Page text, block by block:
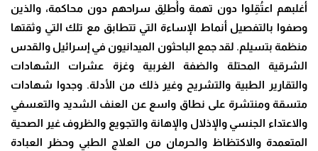
أغلبهم اعتُقِلوا دون تهمة وأُطلِق سراحهم دون محاكمة، والذين
وصفوا بالتفصيل أنماط الإساءة التي تتطابق مع تلك التي وثقتها
منظمة بتسيلم. لقد جمع الباحثون الميدانيون في إسرائيل والقدس
الشرقية المحتلة والضفة الغربية وغزة عشرات الشهادات
والتقارير الطبية والتشريح وغير ذلك من الأدلة. وجدوا شهادات
متسقة ومنتشرة على نطاق واسع عن العنف الشديد والتعسفي
والاعتداء الجنسي والإذلال والإهانة والتجويع والظروف غير الصحية
المتعمدة والاكتظاظ والحرمان من العلاج الطبي وحظر العبادة